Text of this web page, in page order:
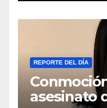
REPORTE DEL DÍA
asesinato